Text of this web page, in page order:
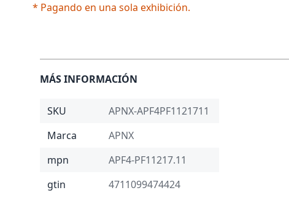
* Pagando en una sola exhibición.
MÁS INFORMACIÓN
SKU
APNX-APF4PF1121711
Marca
APNX
mpn
APF4-PF11217.11
gtin
4711099474424